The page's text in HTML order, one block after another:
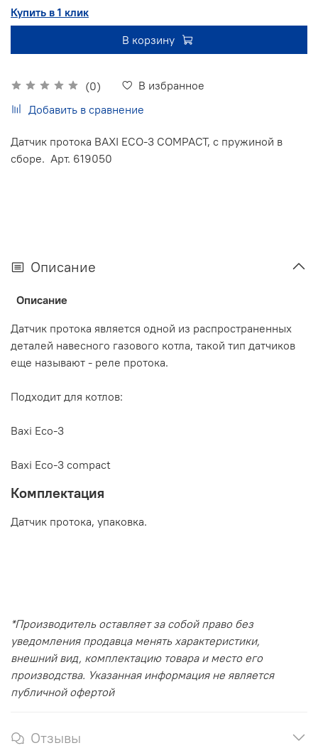
(0)
В избранное
Добавить в сравнение
Купить в 1 клик
В корзину
Датчик протока BAXI ECO-3 COMPACT, с пружиной в
сборе. Арт. 619050
Описание
Описание
Датчик протока является одной из распространенных
деталей навесного газового котла, такой тип датчиков
еще называют - реле протока.
Подходит для котлов:
Baxi Eco-3
Baxi Eco-3 compact
Комплектация
Датчик протока, упаковка.
*Производитель оставляет за собой право без
уведомления продавца менять характеристики,
внешний вид, комплектацию товара и место его
производства. Указанная информация не является
публичной офертой
Отзывы